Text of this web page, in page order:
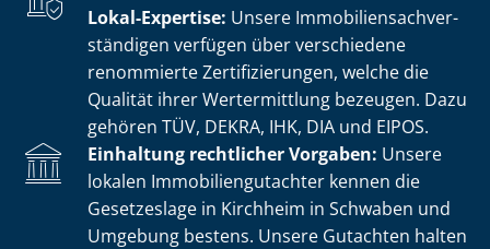
Lokal-Expertise: Unsere Im­mo­bi­li­en­sach­ver­
stän­di­gen verfügen über verschiedene
renommierte Zer­ti­fi­zie­run­gen, welche die
Qualität ihrer Wertermittlung bezeugen. Dazu
gehören TÜV, DEKRA, IHK, DIA und EIPOS.
Einhaltung rechtlicher Vorgaben: Unsere
lokalen Im­mo­bi­li­en­gut­ach­ter kennen die
Gesetzeslage in Kirchheim in Schwaben und
Umgebung bestens. Unsere Gutachten halten